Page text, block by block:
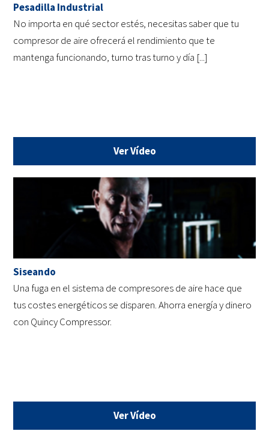
Pesadilla Industrial
No importa en qué sector estés, necesitas saber que tu
compresor de aire ofrecerá el rendimiento que te
mantenga funcionando, turno tras turno y día [...]
Ver Vídeo
Siseando
Una fuga en el sistema de compresores de aire hace que
tus costes energéticos se disparen. Ahorra energía y dinero
con Quincy Compressor.
Ver Vídeo